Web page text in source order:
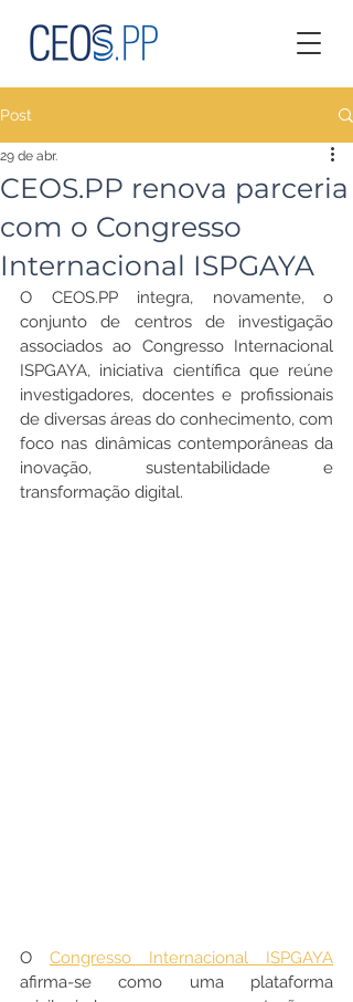
Post
CEOS.PP renova parceria
com o Congresso
Internacional ISPGAYA
29 de abr.
O CEOS.PP integra, novamente, o
conjunto de centros de investigação
associados ao Congresso Internacional
ISPGAYA, iniciativa científica que reúne
investigadores, docentes e profissionais
de diversas áreas do conhecimento, com
foco nas dinâmicas contemporâneas da
inovação, sustentabilidade e
transformação digital.
O Congresso Internacional ISPGAYA
afirma-se como uma plataforma